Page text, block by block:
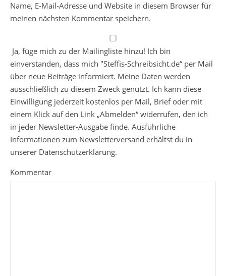
Name, E-Mail-Adresse und Website in diesem Browser für
meinen nächsten Kommentar speichern.
Ja, füge mich zu der Mailingliste hinzu! Ich bin
einverstanden, dass mich "Steffis-Schreibsicht.de“ per Mail
über neue Beiträge informiert. Meine Daten werden
ausschließlich zu diesem Zweck genutzt. Ich kann diese
Einwilligung jederzeit kostenlos per Mail, Brief oder mit
einem Klick auf den Link „Abmelden“ widerrufen, den ich
in jeder Newsletter-Ausgabe finde. Ausführliche
Informationen zum Newsletterversand erhältst du in
unserer Datenschutzerklärung.
Kommentar